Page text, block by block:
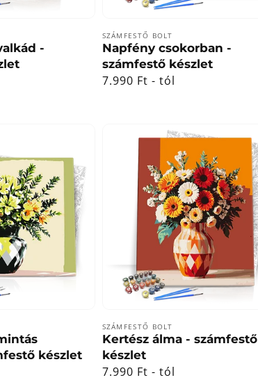
-
Forgalmazó:
SZÁMFESTŐ BOLT
Napfény csokorban -
számfestő készlet
Normál
7.990 Ft - tól
készlet
Forgalmazó:
SZÁMFESTŐ BOLT
Kertész álma - számfestő
készlet
Normál
7.990 Ft - tól